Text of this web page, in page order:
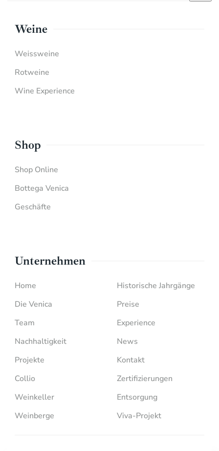
Weine
Weissweine
Rotweine
Wine Experience
Shop
Shop Online
Bottega Venica
Geschäfte
Unternehmen
Home
Die Venica
Team
Nachhaltigkeit
Projekte
Collio
Weinkeller
Weinberge
Historische Jahrgänge
Preise
Experience
News
Kontakt
Zertifizierungen
Entsorgung
Viva-Projekt